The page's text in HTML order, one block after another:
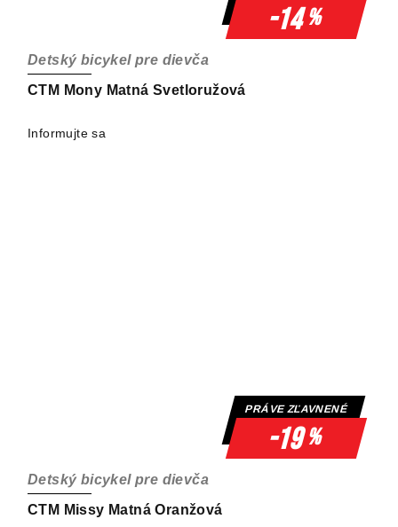
-14%
CTM Mony Matná Svetloružová
Detský bicykel pre dievča
Informujte sa
PRÁVE ZĽAVNENÉ
-19%
CTM Missy Matná Oranžová
Detský bicykel pre dievča